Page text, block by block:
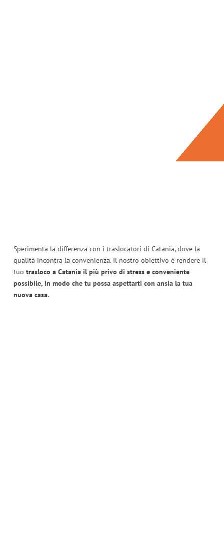
Sperimenta la differenza con i traslocatori di Catania, dove la
qualità incontra la convenienza. Il nostro obiettivo è rendere il
tuo trasloco a Catania il più privo di stress e conveniente
possibile, in modo che tu possa aspettarti con ansia la tua
nuova casa.